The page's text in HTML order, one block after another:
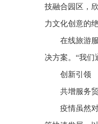
技融合园区，
力文化创意的
在线旅游
决方案。“我们
创新引领
共增服务
疫情虽然